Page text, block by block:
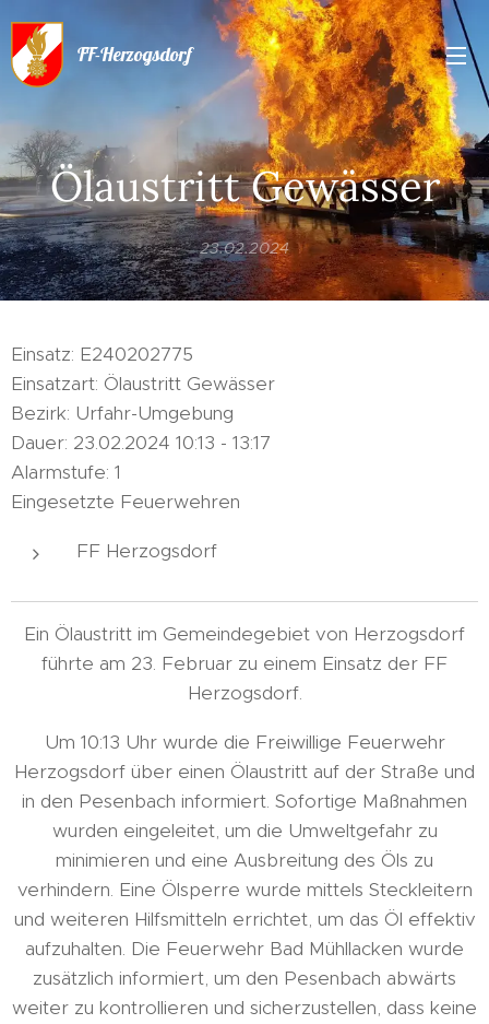
FF-Herzogsdorf
Ölaustritt Gewässer
23.02.2024
Einsatz: E240202775
Einsatzart: Ölaustritt Gewässer
Bezirk: Urfahr-Umgebung
Dauer: 23.02.2024 10:13 - 13:17
Alarmstufe: 1
Eingesetzte Feuerwehren
FF Herzogsdorf
Ein Ölaustritt im Gemeindegebiet von Herzogsdorf
führte am 23. Februar zu einem Einsatz der FF
Herzogsdorf.
Um 10:13 Uhr wurde die Freiwillige Feuerwehr
Herzogsdorf über einen Ölaustritt auf der Straße und
in den Pesenbach informiert. Sofortige Maßnahmen
wurden eingeleitet, um die Umweltgefahr zu
minimieren und eine Ausbreitung des Öls zu
verhindern. Eine Ölsperre wurde mittels Steckleitern
und weiteren Hilfsmitteln errichtet, um das Öl effektiv
aufzuhalten. Die Feuerwehr Bad Mühllacken wurde
zusätzlich informiert, um den Pesenbach abwärts
weiter zu kontrollieren und sicherzustellen, dass keine